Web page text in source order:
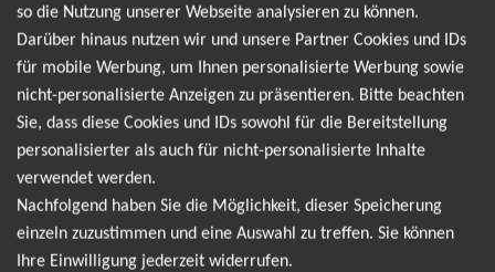
für den Zach Bryan Newsletter anmelden und
keine Angebote und Tourdaten mehr verpassen!
Ich möchte den regelmäßig erscheinenden Newsletter
abonnieren und bin daher mit einer Speicherung meiner E-
Mail-Adresse zum Zweck der Zustellung des Newsletters
entsprechend der Datenschutzerklärungeinverstanden. Den
Newsletter kann ich jederzeit wieder abbestellen.
so die Nutzung unserer Webseite analysieren zu können.
Darüber hinaus nutzen wir und unsere Partner Cookies und IDs
für mobile Werbung, um Ihnen personalisierte Werbung sowie
nicht-personalisierte Anzeigen zu präsentieren. Bitte beachten
Sie, dass diese Cookies und IDs sowohl für die Bereitstellung
personalisierter als auch für nicht-personalisierte Inhalte
verwendet werden.
Nachfolgend haben Sie die Möglichkeit, dieser Speicherung
einzeln zuzustimmen und eine Auswahl zu treffen. Sie können
Ihre Einwilligung jederzeit widerrufen.